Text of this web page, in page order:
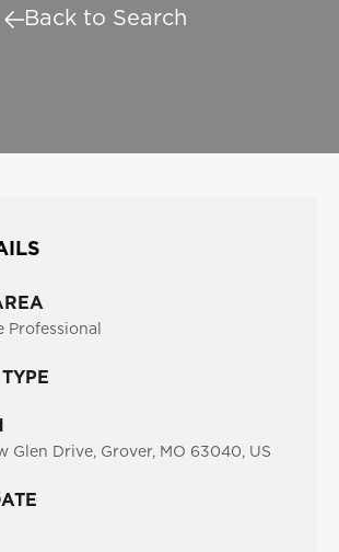
Back to Search
Professional
Glen Drive, Grover, MO 63040, US